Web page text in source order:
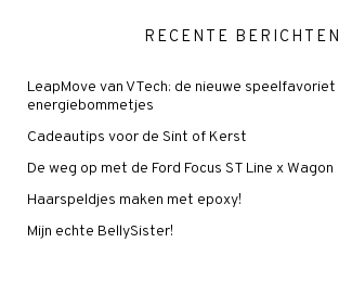
RECENTE BERICHTEN
LeapMove van VTech: de nieuwe
energiebommetjes
Cadeautips voor de Sint of Kerst
De weg op met de Ford Focus ST Line x Wagon
Haarspeldjes maken met epoxy!
Mijn echte BellySister!